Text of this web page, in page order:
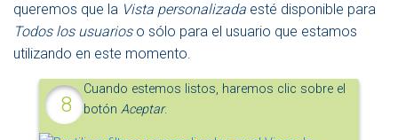
queremos que la Vista personalizada esté disponible para
Todos los usuarioso sólo para el usuario que estamos
utilizando en este momento.
Cuando estemos listos, haremos clic sobre el
botónAceptar.